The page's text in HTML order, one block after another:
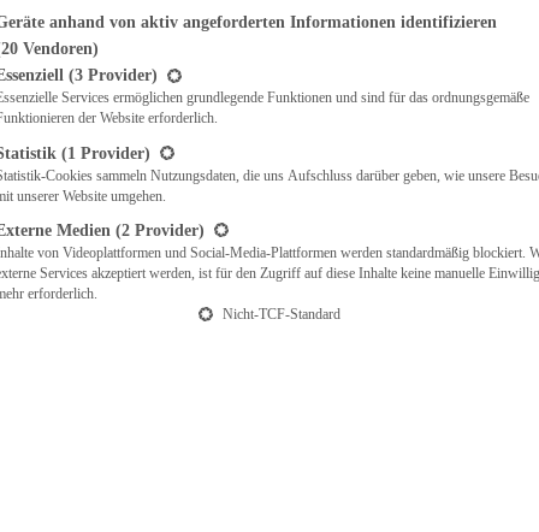
anhand von aktiv angeforderten Informationen identifizieren
Vendoren)
eine Liste der Service-Gruppen, für die eine Einwilligung erteilt werden
(3 Provider)
Services ermöglichen grundlegende Funktionen und sind für das ordnungsgemäße
der Website erforderlich.
(1 Provider)
Cookies sammeln Nutzungsdaten, die uns Aufschluss darüber geben, wie unsere
unserer Website umgehen.
Medien (2 Provider)
von Videoplattformen und Social-Media-Plattformen werden standardmäßig blockiert.
Services akzeptiert werden, ist für den Zugriff auf diese Inhalte keine manuelle
erforderlich.
Nicht-TCF-Standard